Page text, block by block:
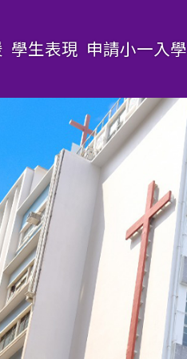
學生表現 申請小一入學